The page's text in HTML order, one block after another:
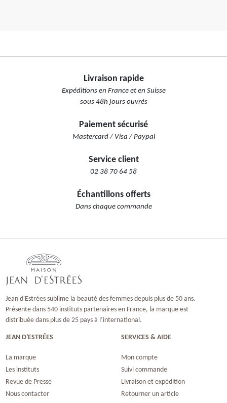
Livraison rapide
Expéditions en France et en Suisse
sous 48h jours ouvrés
Paiement sécurisé
Mastercard / Visa / Paypal
Service client
02 38 70 64 58
Échantillons offerts
Dans chaque commande
Jean d'Estrées sublime la beauté des femmes depuis plus de 50 ans.
Présente dans 540 instituts partenaires en France, la marque est
distribuée dans plus de 25 pays à l’international.
JEAN D'ESTRÉES
La marque
Les instituts
Revue de Presse
Nous contacter
SERVICES & AIDE
Mon compte
Suivi commande
Livraison et expédition
Retourner un article